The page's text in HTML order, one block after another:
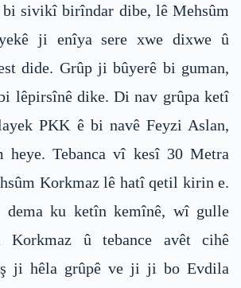
bi sivikî birîndar dibe, lê Mehsûm
ji enîya sere xwe dixwe û
dide. Grûp ji bûyerê bi guman,
lêpirsînê dike. Di nav grûpa ketî
PKK ê bi navê Feyzi Aslan,
heye. Tebanca vî kesî 30 Metra
Korkmaz lê hatî qetil kirin e.
ku ketîn kemînê, wî gulle
Korkmaz û tebance avêt cihê
ji hêla grûpê ve ji ji bo Evdila